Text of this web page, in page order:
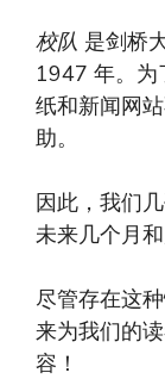
校队 是剑桥
1947 年。为
纸和新闻网
助。
因此，我们
未来几个月和
尽管存在这
来为我们的
容！